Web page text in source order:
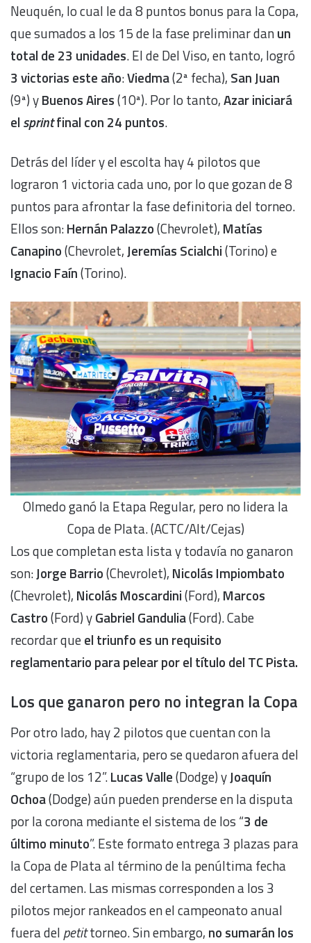
Neuquén, lo cual le da 8 puntos bonus para la Copa,
que sumados a los 15 de la fase preliminar danun
total de 23 unidades. El de Del Viso, en tanto, logró
3 victorias este año:Viedma(2ª fecha), San Juan
(9ª) yBuenos Aires(10ª). Por lo tanto,Azar iniciará
el sprintfinal con 24 puntos.
Detrás del líder y el escolta hay 4 pilotos que
lograron 1 victoria cada uno, por lo que gozan de 8
puntos para afrontar la fase definitoria del torneo.
Ellos son:Hernán Palazzo(Chevrolet), Matías
Canapino(Chevrolet,Jeremías Scialchi(Torino) e
Ignacio Faín(Torino).
Olmedo ganó la Etapa Regular, pero no lidera la
Copa de Plata. (ACTC/Alt/Cejas)
Los que completan esta lista y todavía no ganaron
son:Jorge Barrio(Chevrolet), Nicolás Impiombato
(Chevrolet), Nicolás Moscardini(Ford), Marcos
Castro(Ford) yGabriel Gandulia(Ford). Cabe
recordar queel triunfo es un requisito
reglamentario para pelear por el título del TC Pista.
Los que ganaron pero no integran la Copa
Por otro lado, hay 2 pilotos que cuentan con la
victoria reglamentaria, pero se quedaron afuera del
“grupo de los 12”.Lucas Valle(Dodge) yJoaquín
Ochoa(Dodge) aún pueden prenderse en la disputa
por la corona mediante el sistema de los “3 de
último minuto”. Este formato entrega 3 plazas para
la Copa de Plata al término de la penúltima fecha
del certamen. Las mismas corresponden a los 3
pilotos mejor rankeados en el campeonato anual
fuera del petittorneo. Sin embargo, no sumarán los